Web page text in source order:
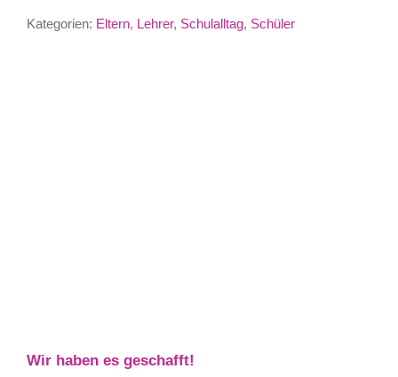
Kategorien: Eltern, Lehrer, Schulalltag, Schüler
Wir haben es geschafft!